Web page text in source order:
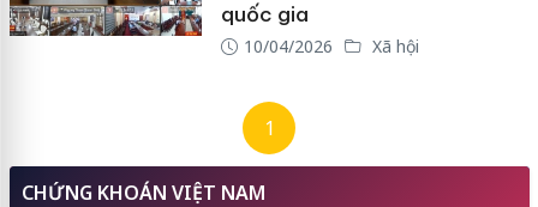
quốc gia
10/04/2026 Xã hội
1
CHỨNG KHOÁN VIỆT NAM